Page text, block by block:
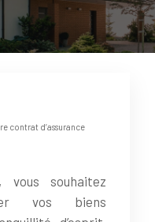
contrat d’assurance
souhaitez
vos biens